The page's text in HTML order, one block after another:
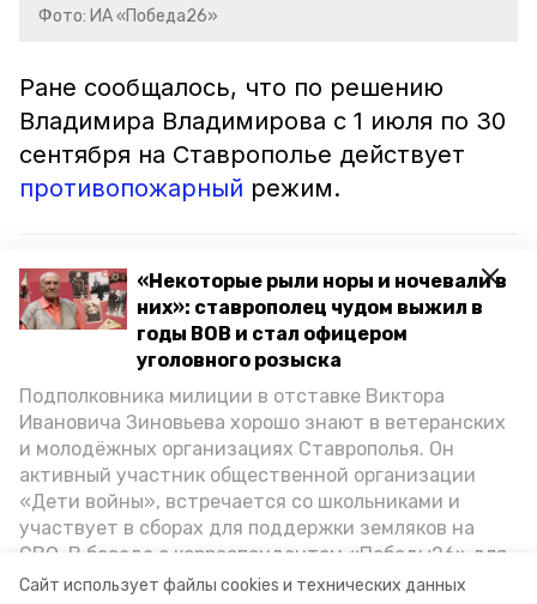
Сайт использует файлы cookies и технических данных
«Некоторые рыли норы и ночевали в
них»: ставрополец чудом выжил в
годы ВОВ и стал офицером
уголовного розыска
Подполковника милиции в отставке Виктора
Ивановича Зиновьева хорошо знают в ветеранских
и молодёжных организациях Ставрополья. Он
активный участник общественной организации
«Дети войны», встречается со школьниками и
участвует в сборах для поддержки земляков на
СВО. В беседе с корреспондентом «Победы26» для
спецпроекта «Дети Великой Отечественной»
Фото: ИА «Победа26»
Ране сообщалось, что по решению
Владимира Владимирова с 1 июля по 30
сентября на Ставрополье действует
противопожарный режим.
Читайте также:
Губернатор Ставрополья поручил ускорить
ремонт водоводов
из-за пожара в полях
Загоревшийся в поле комбайн стал причиной
крупного пожара в Грачёвском округе